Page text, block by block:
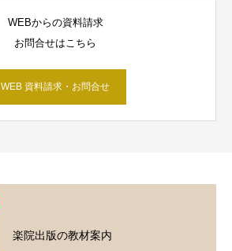
WEBからの資料請求
お問合せはこちら
WEB 資料請求・お問合せ
楽院出版の教材案内